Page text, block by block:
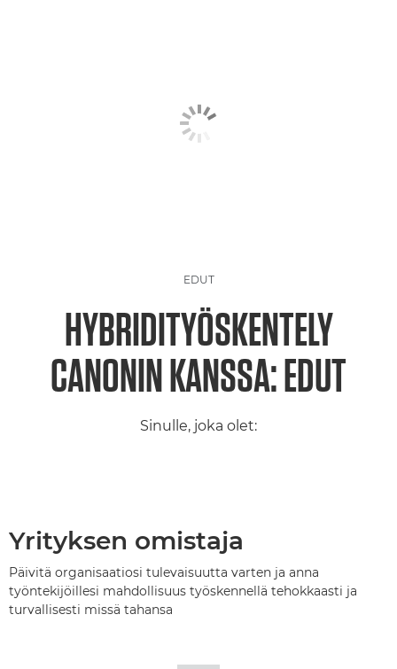
EDUT
HYBRIDITYÖSKENTELY
CANONIN KANSSA: EDUT
Sinulle, joka olet:
Yrityksen omistaja
Päivitä organisaatiosi tulevaisuutta varten ja anna
työntekijöillesi mahdollisuus työskennellä tehokkaasti ja
turvallisesti missä tahansa